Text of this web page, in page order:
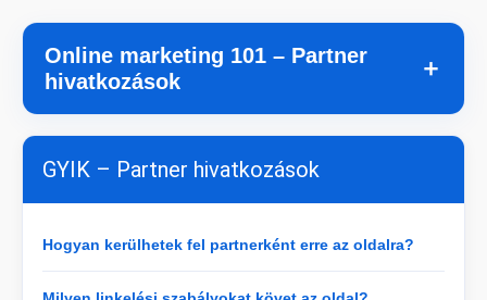
Online marketing 101 – Partner
hivatkozások
＋
GYIK – Partner hivatkozások
Hogyan kerülhetek fel partnerként erre az oldalra?